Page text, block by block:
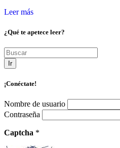
Leer más
¿Qué te apetece leer?
Ir
¡Conéctate!
Nombre de usuario
Contraseña
Captcha *